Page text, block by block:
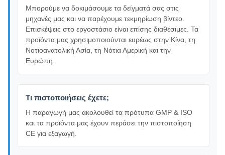
Μπορούμε να δοκιμάσουμε τα δείγματά σας στις
μηχανές μας και να παρέχουμε τεκμηρίωση βίντεο.
Επισκέψεις στο εργοστάσιο είναι επίσης διαθέσιμες. Τα
προϊόντα μας χρησιμοποιούνται ευρέως στην Κίνα, τη
Νοτιοανατολική Ασία, τη Νότια Αμερική και την
Ευρώπη.
Τι πιστοποιήσεις έχετε;
Η παραγωγή μας ακολουθεί τα πρότυπα GMP & ISO
και τα προϊόντα μας έχουν περάσει την πιστοποίηση
CE για εξαγωγή.